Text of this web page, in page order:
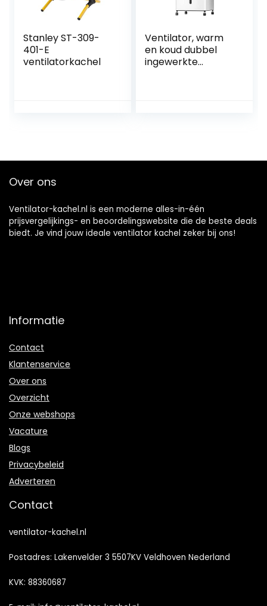
Stanley ST-309-
401-E
ventilatorkachel
Ventilator, warm
en koud dubbel
ingewerkte
mobiele
verwarmingstoest
ellen (kleur: 01)
Over ons
Ventilator-kachel.nl is een moderne alles-in-één
prijsvergelijkings- en beoordelingswebsite die de beste deals
biedt. Je vind jouw ideale ventilator kachel zeker bij ons!
Informatie
Contact
Klantenservice
Over ons
Overzicht
Onze webshops
Vacature
Blogs
Privacybeleid
Adverteren
Contact
ventilator-kachel.nl
Postadres: Lakenvelder 3 5507KV Veldhoven Nederland
KVK: 88360687